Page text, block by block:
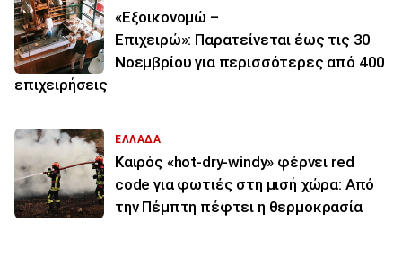
«Εξοικονομώ –
Επιχειρώ»: Παρατείνεται έως τις 30
Νοεμβρίου για περισσότερες από 400
επιχειρήσεις
ΕΛΛΑΔΑ
Καιρός «hot-dry-windy» φέρνει red
code για φωτιές στη μισή χώρα: Από
την Πέμπτη πέφτει η θερμοκρασία